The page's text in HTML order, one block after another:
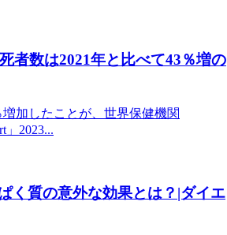
者数は2021年と比べて43％増の
加したことが、世界保健機関
」2023...
く質の意外な効果とは？|ダイエ